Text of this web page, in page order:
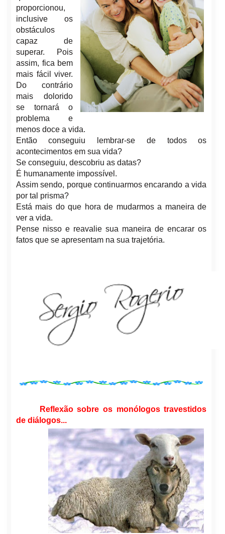
proporcionou,
inclusive os
obstáculos
capaz de
superar. Pois
assim, fica bem
mais fácil viver.
Do contrário
mais dolorido
se tornará o
problema e
menos doce a vida.
Então conseguiu lembrar-se de todos os
acontecimentos em sua vida?
Se conseguiu, descobriu as datas?
É humanamente impossível.
Assim sendo, porque continuarmos encarando a vida
por tal prisma?
Está mais do que hora de mudarmos a maneira de
ver a vida.
Pense nisso e reavalie sua maneira de encarar os
fatos que se apresentam na sua trajetória.
Reflexão sobre os monólogos travestidos
de diálogos...